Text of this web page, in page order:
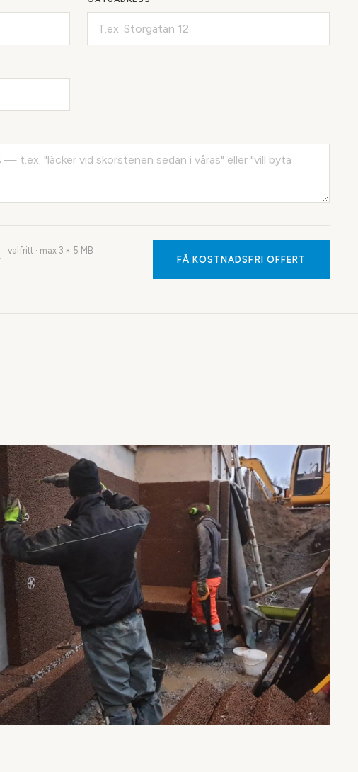
valfritt · max 3× 5 MB
FÅ KOSTNADSFRI OFFERT